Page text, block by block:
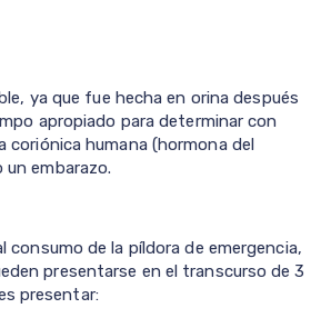
ya que fue hecha en orina después
apropiado para determinar con
humana (hormona del
embarazo.
consumo de la píldora de emergencia,
presentarse en el transcurso de 3
presentar: